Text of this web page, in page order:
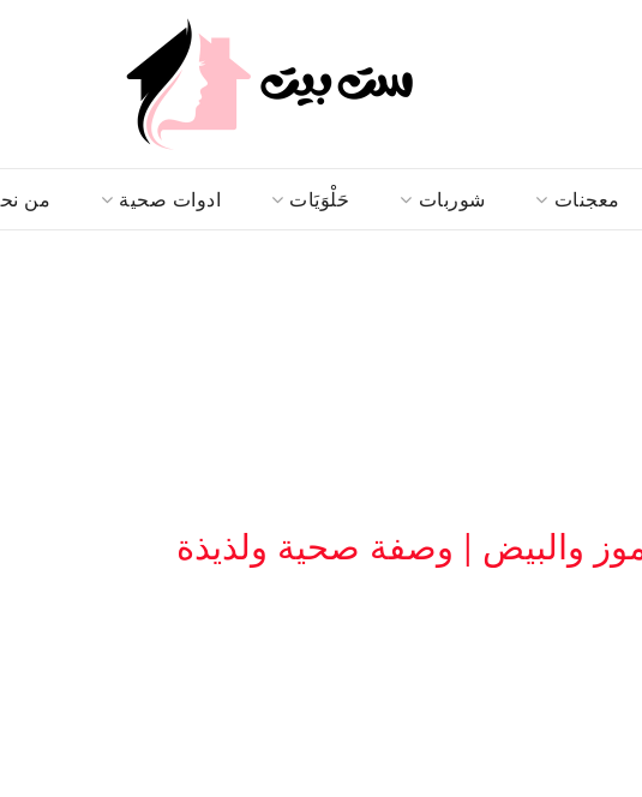
معجنات شوربات حَلْوَيَات ادوات صحية من
والبيض | وصفة صحية ولذيذة